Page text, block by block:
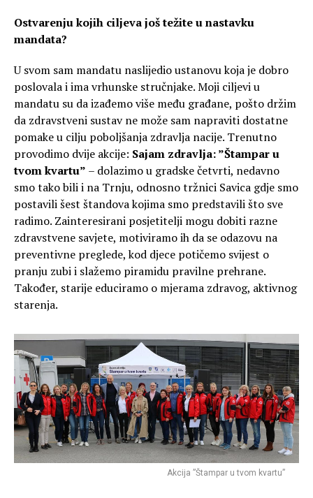
Ostvarenju kojih ciljeva još težite u nastavku
mandata?
U svom sam mandatu naslijedio ustanovu koja je dobro
poslovala i ima vrhunske stručnjake. Moji ciljevi u
mandatu su da izađemo više među građane, pošto držim
da zdravstveni sustav ne može sam napraviti dostatne
pomake u cilju poboljšanja zdravlja nacije. Trenutno
provodimo dvije akcije: Sajam zdravlja: ”Štampar u
tvom kvartu” – dolazimo u gradske četvrti, nedavno
smo tako bili i na Trnju, odnosno tržnici Savica gdje smo
postavili šest štandova kojima smo predstavili što sve
radimo. Zainteresirani posjetitelji mogu dobiti razne
zdravstvene savjete, motiviramo ih da se odazovu na
preventivne preglede, kod djece potičemo svijest o
pranju zubi i slažemo piramidu pravilne prehrane.
Također, starije educiramo o mjerama zdravog, aktivnog
starenja.
Akcija ”Štampar u tvom kvartu”